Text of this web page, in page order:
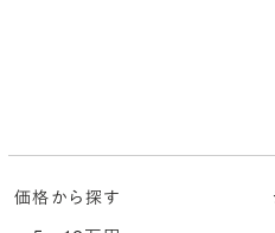
価格から探す